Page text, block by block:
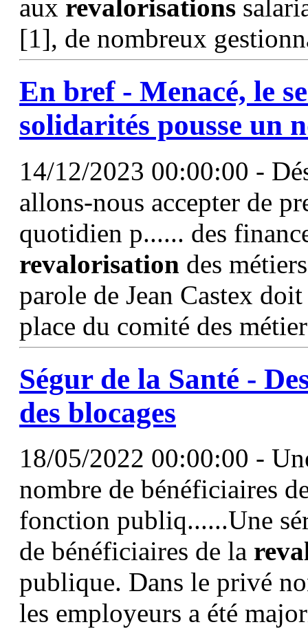
aux revalorisations
[1], de nombreux
En bref - Menacé, le
solidarités pousse un
14/12/2023 00:00:00 -
allons-nous accepter de
quotidien p...... des
revalorisation des
parole de Jean Castex
place du comité des
Ségur de la Santé -
des blocages
18/05/2022 00:00:00 -
nombre de bénéficiaires
fonction publiq......Une
de bénéficiaires de la
publique. Dans le privé
les employeurs a été